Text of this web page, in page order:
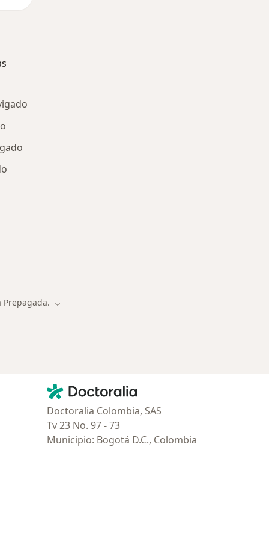
Prepagada. Cambiar de ciudad
Contacto
Doctoralia - Página de inicio
Doctoralia Colombia, SAS
Tv 23 No. 97 - 73
Municipio: Bogotá D.C., Colombia